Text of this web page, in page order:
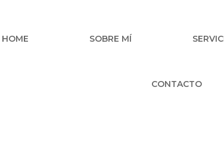
HOME SOBRE MÍ
CONTACTO